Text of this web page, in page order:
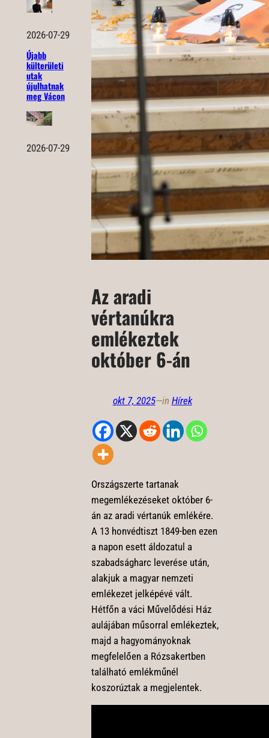
2026-07-29
Újabb
külterületi
utak
újulhatnak
meg Vácon
2026-07-29
Az aradi
vértanúkra
emlékeztek
október 6-án
okt 7, 2025—in Hírek
Országszerte tartanak
megemlékezéseket október 6-
án az aradi vértanúk emlékére.
A 13 honvédtiszt 1849-ben ezen
a napon esett áldozatul a
szabadságharc leverése után,
alakjuk a magyar nemzeti
emlékezet jelképévé vált.
Hétfőn a váci Művelődési Ház
aulájában műsorral emlékeztek,
majd a hagyományoknak
megfelelően a Rózsakertben
található emlékműnél
koszorúztak a megjelentek.